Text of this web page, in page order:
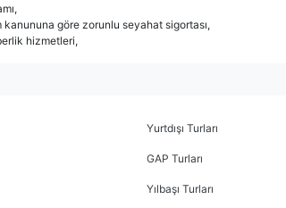
kanununa göre zorunlu seyahat sigortası,
hizmetleri,
Yurtdışı Turları
GAP Turları
Yılbaşı Turları